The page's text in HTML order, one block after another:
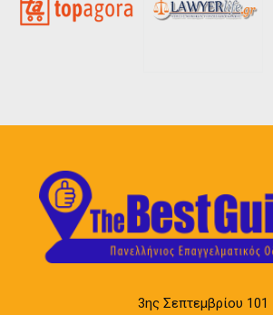
3ης Σεπτεμβρίου 101